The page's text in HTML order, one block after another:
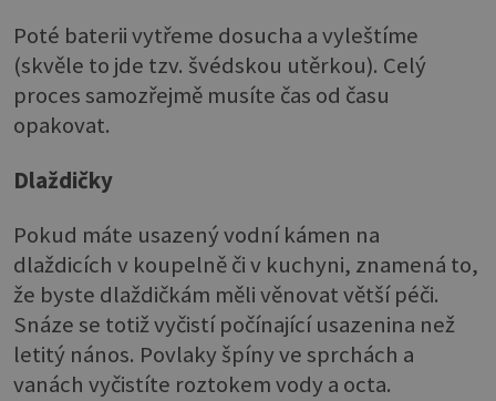
Poté baterii vytřeme dosucha a vyleštíme
(skvěle to jde tzv. švédskou utěrkou). Celý
proces samozřejmě musíte čas od času
opakovat.
Dlaždičky
Pokud máte usazený vodní kámen na
dlaždicích v koupelně či v kuchyni, znamená to,
že byste dlaždičkám měli věnovat větší péči.
Snáze se totiž vyčistí počínající usazenina než
letitý nános. Povlaky špíny ve sprchách a
vanách vyčistíte roztokem vody a octa.